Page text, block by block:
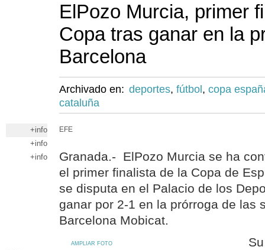
ElPozo Murcia, primer
Copa tras ganar en la
Barcelona
Archivado en: deportes, fútbol , copa
cataluña
+info
+info
+info
EFE
Granada.- ElPozo Murcia se ha
el primer finalista de la Copa de
se disputa en el Palacio de los
ganar por 2-1 en la prórroga de las
Barcelona Mobicat.
AMPLIAR FOTO